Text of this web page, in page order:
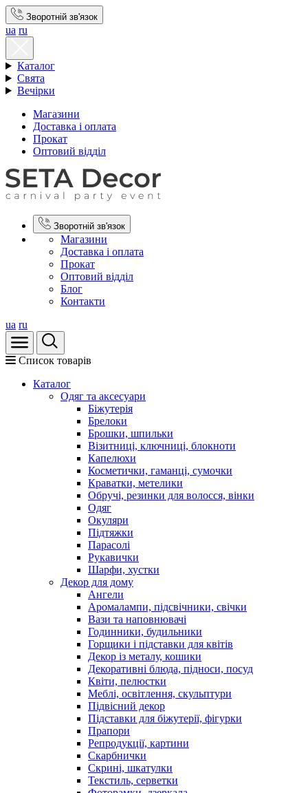
Зворотній зв'язок
ua ru
Каталог
Свята
Вечірки
Магазини
Доставка і оплата
Прокат
Оптовий відділ
Зворотній зв'язок
Магазини
Доставка і оплата
Прокат
Оптовий відділ
Блог
Контакти
ua ru
Список товарів
Каталог
Oдяг та аксесуари
Біжутерія
Брелоки
Брошки, шпильки
Візитниці, ключниці, блокноти
Капелюхи
Косметички, гаманці, сумочки
Краватки, метелики
Обручі, резинки для волосся, вінки
Одяг
Окуляри
Підтяжки
Парасолі
Рукавички
Шарфи, хустки
Декор для дому
Ангели
Аромалампи, підсвічники, свічки
Вази та наповнювачі
Годинники, будильники
Горщики і підставки для квітів
Декор із металу, кошики
Декоративні блюда, підноси, посуд
Квіти, пелюстки
Меблі, освітлення, скульптури
Підвісний декор
Підставки для біжутерії, фігурки
Прапори
Репродукції, картини
Скарбнички
Скрині, шкатулки
Текстиль, серветки